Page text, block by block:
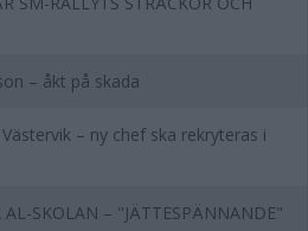
– åkt på skada
– ny chef ska rekryteras i
AL-SKOLAN – "JÄTTESPÄNNANDE"